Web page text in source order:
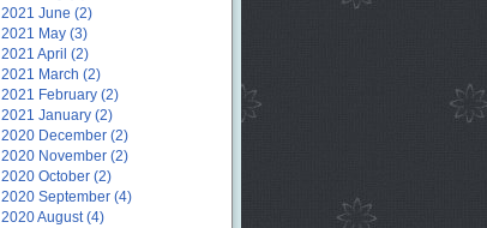
2021 June (2)
2021 May(3)
2021 April (2)
2021 March (2)
2021 February(2)
2021 January(2)
2020 December(2)
2020 November(2)
2020 October(2)
2020 September(4)
2020 August(4)